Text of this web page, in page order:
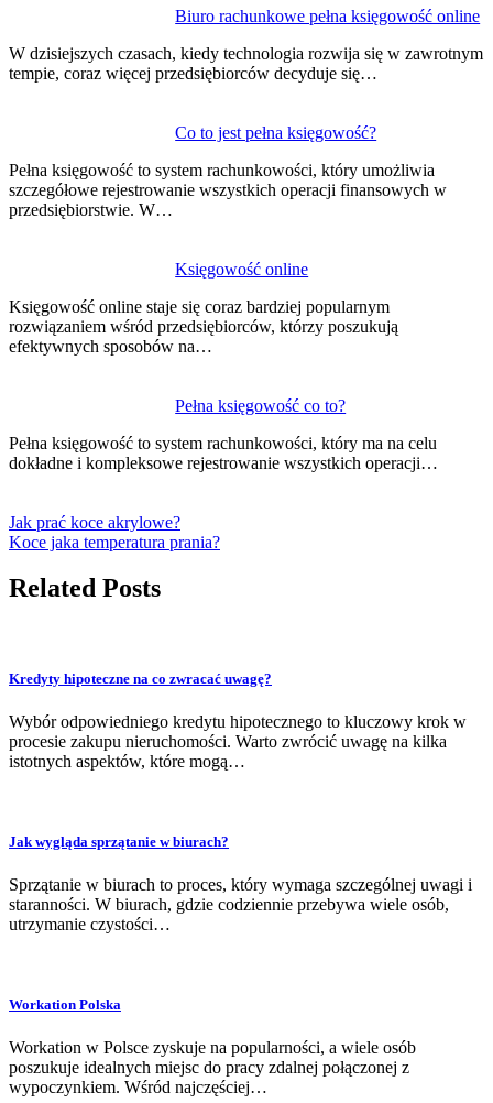
Biuro rachunkowe pełna księgowość online
W dzisiejszych czasach, kiedy technologia rozwija się w zawrotnym
tempie, coraz więcej przedsiębiorców decyduje się…
Co to jest pełna księgowość?
Pełna księgowość to system rachunkowości, który umożliwia
szczegółowe rejestrowanie wszystkich operacji finansowych w
przedsiębiorstwie. W…
Księgowość online
Księgowość online staje się coraz bardziej popularnym
rozwiązaniem wśród przedsiębiorców, którzy poszukują
efektywnych sposobów na…
Pełna księgowość co to?
Pełna księgowość to system rachunkowości, który ma na celu
dokładne i kompleksowe rejestrowanie wszystkich operacji…
Jak prać koce akrylowe?
Koce jaka temperatura prania?
Related Posts
Kredyty hipoteczne na co zwracać uwagę?
Wybór odpowiedniego kredytu hipotecznego to kluczowy krok w
procesie zakupu nieruchomości. Warto zwrócić uwagę na kilka
istotnych aspektów, które mogą…
Jak wygląda sprzątanie w biurach?
Sprzątanie w biurach to proces, który wymaga szczególnej uwagi i
staranności. W biurach, gdzie codziennie przebywa wiele osób,
utrzymanie czystości…
Workation Polska
Workation w Polsce zyskuje na popularności, a wiele osób
poszukuje idealnych miejsc do pracy zdalnej połączonej z
wypoczynkiem. Wśród najczęściej…